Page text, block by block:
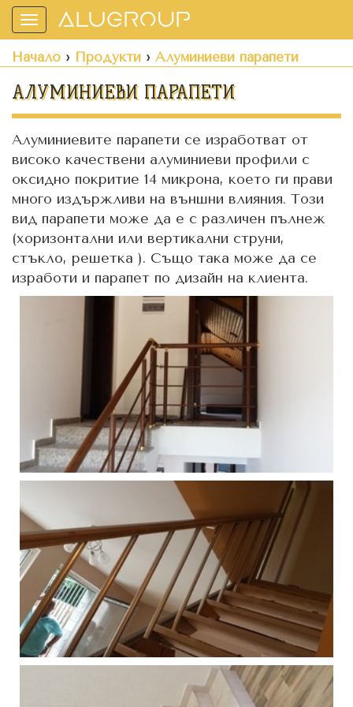
Toggle
navigation
Начало › Продукти › Алуминиеви парапети
АЛУМИНИЕВИ ПАРАПЕТИ
Алуминиевите парапети се изработват от
високо качествени алуминиеви профили с
оксидно покритие 14 микрона, което ги прави
много издържливи на външни влияния. Този
вид парапети може да е с различен пълнеж
(хоризонтални или вертикални струни,
стъкло, решетка ). Също така може да се
изработи и парапет по дизайн на клиента.